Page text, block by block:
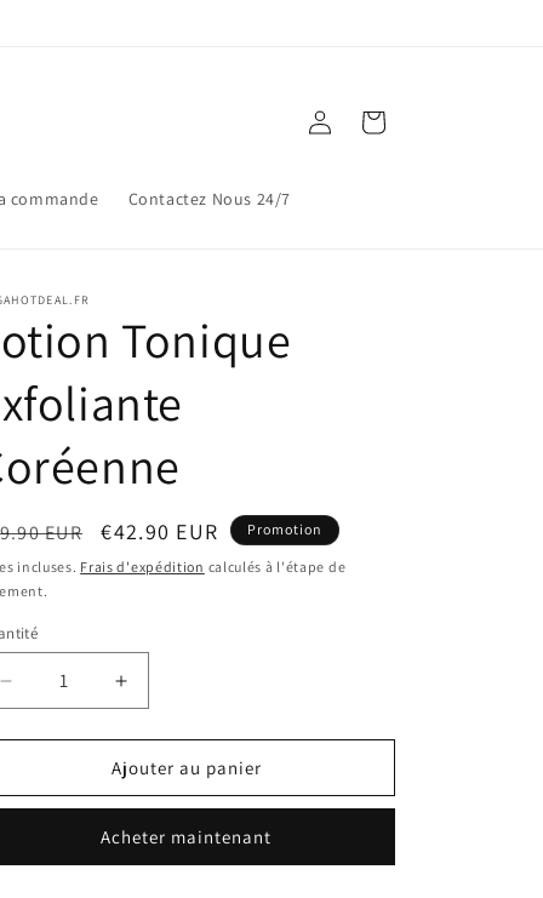
commande Contactez Nous 24/7
Connexion Panier
Tonique
EUR
Prix
promotionnel
€42.90 EUR Promotion
incluses. Frais d'expédition calculés à l'étape de
Réduire
la
quantité
Lotion
Coréenne
Augmenter
la
quantité
de
Lotion
Exfoliante
Coréenne
Ajouter au panier
Acheter maintenant